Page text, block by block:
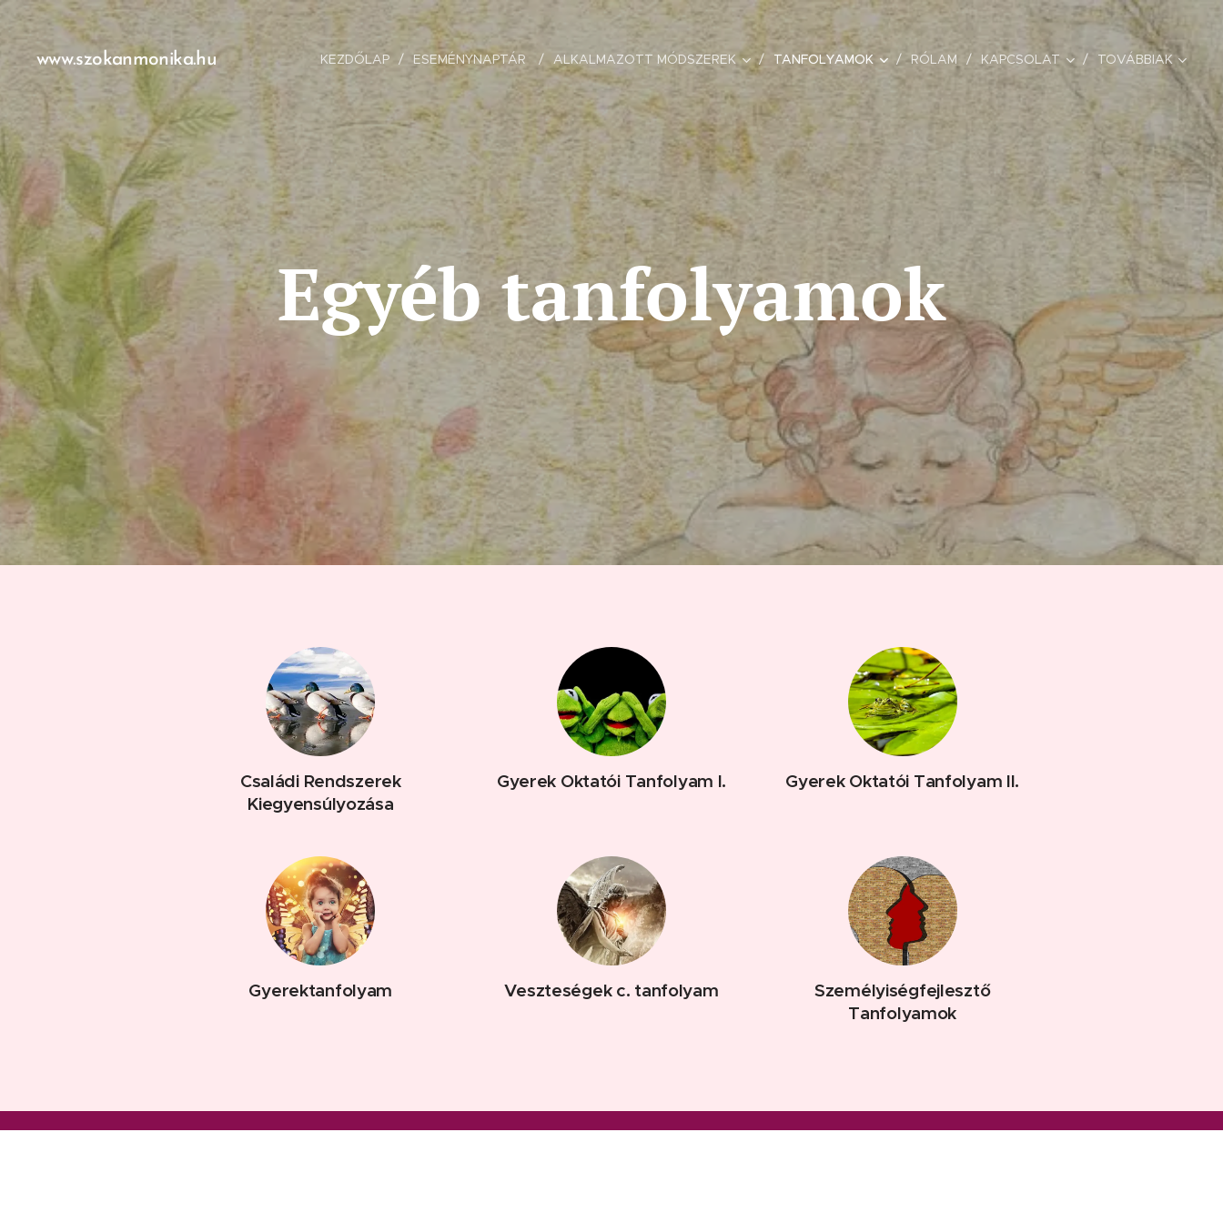
www.szokanmonika.hu KEZDŐLAP ESEMÉNYNAPTÁR ALKALMAZOTT MÓDSZEREK TANFOLYAMOK RÓLAM KAPCSOLAT TOVÁBBIAK
Egyéb tanfolyamok
Családi Rendszerek
Kiegyensúlyozása
Gyerek Oktatói Tanfolyam I. Gyerek Oktatói Tanfolyam II.
Gyerektanfolyam Veszteségek c. tanfolyam
Személyiségfejlesztő
Tanfolyamok